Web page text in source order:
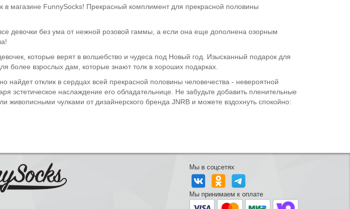
магазине FunnySocks! Прекрасный комплимент для прекрасной половины
девочки без ума от нежной розовой гаммы, а если она еще дополнена озорным
которые верят в волшебство и чудеса под Новый год. Изысканный подарок для
взрослых дам, которые знают толк в хороших подарках.
отклик в сердцах всей прекрасной половины человечества - невероятной
эстетическое наслаждение его обладательнице. Не забудьте добавить пленительные
чулками от дизайнерского бренда JNRB и можете вздохнуть спокойно:
Мы в соцсетях
Мы принимаем к оплате